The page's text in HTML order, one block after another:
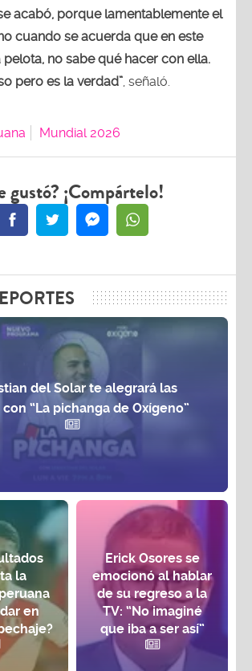
acabó, porque lamentablemente el
cuando se acuerda que en este
pelota, no sabe qué hacer con ella.
pero es la verdad”, señaló.
Mundial 2026
gustó? ¡Compártelo!
del Solar te alegrará las
“La pichanga de Oxígeno”
la
en
Erick Osores se
emocionó al hablar
de su regreso a la
TV: “No imaginé
que iba a ser así”